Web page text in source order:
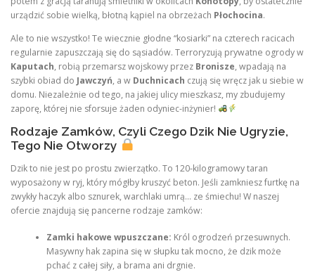
urządzić sobie wielką, błotną kąpiel na obrzeżach Płochocina.
Ale to nie wszystko! Te wiecznie głodne “kosiarki” na czterech racicach
regularnie zapuszczają się do sąsiadów. Terroryzują prywatne ogrody w
Kaputach, robią przemarsz wojskowy przez Bronisze, wpadają na
szybki obiad do Jawczyń, a w Duchnicach czują się wręcz jak u siebie w
domu. Niezależnie od tego, na jakiej ulicy mieszkasz, my zbudujemy
zaporę, której nie sforsuje żaden odyniec-inżynier!
Rodzaje Zamków, Czyli Czego Dzik Nie Ugryzie,
Tego Nie Otworzy
Dzik to nie jest po prostu zwierzątko. To 120-kilogramowy taran
wyposażony w ryj, który mógłby kruszyć beton. Jeśli zamkniesz furtkę na
zwykły haczyk albo sznurek, warchlaki umrą… ze śmiechu! W naszej
ofercie znajdują się pancerne rodzaje zamków:
Zamki hakowe wpuszczane: Król ogrodzeń przesuwnych.
Masywny hak zapina się w słupku tak mocno, że dzik może
pchać z całej siły, a brama ani drgnie.